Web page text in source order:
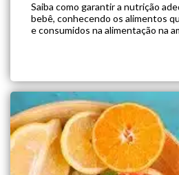
Saiba como garantir a nutrição
bebê, conhecendo os alimentos
e consumidos na alimentação na